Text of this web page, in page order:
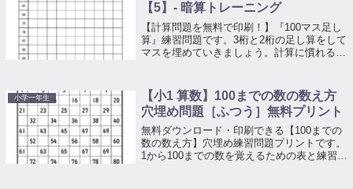
【5】- 暗算トレーニング
【計算問題を無料で印刷！】『100マス足し
算』練習問題です。3桁と2桁の足し算をして
マスを埋めていきましょう。計算に慣れるた
埋めていく計算プリントです。
小学一年生
【小1 算数】100までの数の数え方
穴埋め問題［ふつう］無料プリント
無料ダウンロード・印刷できる【100までの
数の数え方】穴埋め練習問題プリントです。
1から100までの数を覚えるための表と練習問